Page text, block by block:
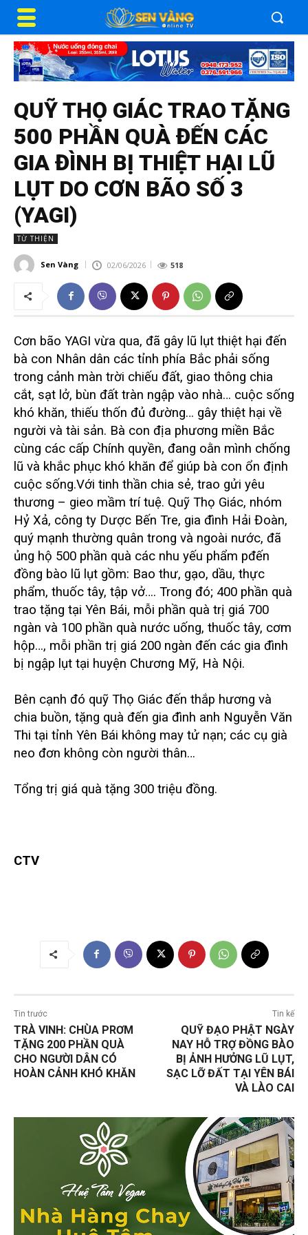
QUỸ THỌ GIÁC TRAO TẶNG
500 PHẦN QUÀ ĐẾN CÁC
GIA ĐÌNH BỊ THIỆT HẠI LŨ
LỤT DO CƠN BÃO SỐ 3
(YAGI)
TỪ THIỆN
Sen Vàng 02/06/2026 518
Cơn bão YAGI vừa qua, đã gây lũ lụt thiệt hại đến
bà con Nhân dân các tỉnh phía Bắc phải sống
trong cảnh màn trời chiếu đất, giao thông chia
cắt, sạt lở, bùn đất tràn ngập vào nhà… cuộc sống
khó khăn, thiếu thốn đủ đường… gây thiệt hại về
người và tài sản. Bà con địa phương miền Bắc
cùng các cấp Chính quyền, đang oằn mình chống
lũ và khắc phục khó khăn để giúp bà con ổn định
cuộc sống.Với tinh thần chia sẻ, trao gửi yêu
thương – gieo mầm trí tuệ. Quỹ Thọ Giác, nhóm
Hỷ Xả, công ty Dược Bến Tre, gia đình Hải Đoàn,
quý mạnh thường quân trong và ngoài nước, đã
ủng hộ 500 phần quà các nhu yếu phẩm pđến
đồng bào lũ lụt gồm: Bao thư, gạo, dầu, thực
phẩm, thuốc tây, tập vở…. Trong đó; 400 phần quà
trao tặng tại Yên Bái, mỗi phần quà trị giá 700
ngàn và 100 phần quà nước uống, thuốc tây, cơm
hộp…, mỗi phần trị giá 200 ngàn đến các gia đình
bị ngập lụt tại huyện Chương Mỹ, Hà Nội.
Bên cạnh đó quỹ Thọ Giác đến thắp hương và
chia buồn, tặng quà đến gia đình anh Nguyễn Văn
Thi tại tỉnh Yên Bái không may tử nạn; các cụ già
neo đơn không còn người thân…
Tổng trị giá quà tặng 300 triệu đồng.
CTV
Tin trước
TRÀ VINH: CHÙA PRƠM
TẶNG 200 PHẦN QUÀ
CHO NGƯỜI DÂN CÓ
HOÀN CẢNH KHÓ KHĂN
Tin kế
QUỸ ĐẠO PHẬT NGÀY
NAY HỖ TRỢ ĐỒNG BÀO
BỊ ẢNH HƯỞNG LŨ LỤT,
SẠC LỠ ĐẤT TẠI YÊN BÁI
VÀ LÀO CAI